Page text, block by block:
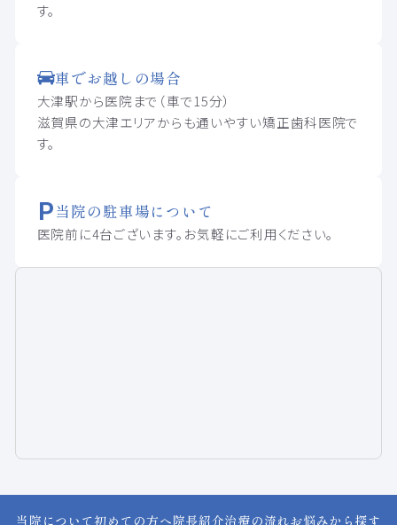
す。
車でお越しの場合
大津駅から医院まで（車で15分）
滋賀県の大津エリアからも通いやすい矯正歯科医院で
す。
当院の駐車場について
医院前に4台ございます。お気軽にご利用ください。
当院について初めての方へ院長紹介治療の流れお悩みから探す